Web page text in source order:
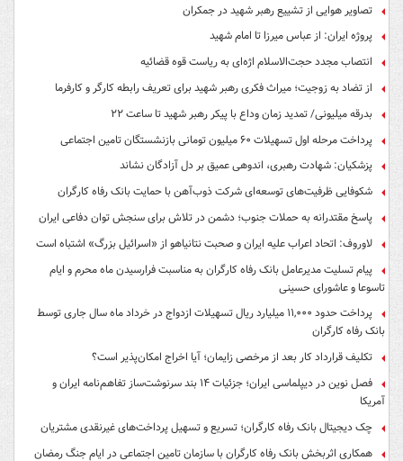
تصاویر هوایی از تشییع رهبر شهید در جمکران
پروژه ایران: از عباس میرزا تا امام شهید
انتصاب مجدد حجت‌الاسلام اژه‌ای به ریاست قوه‌ قضائیه
از تضاد به زوجیت؛ میراث فکری رهبر شهید برای تعریف رابطه کارگر و کارفرما
بدرقه میلیونی/ تمدید زمان وداع با پیکر رهبر شهید تا ساعت ۲۲
پرداخت مرحله اول تسهیلات ۶۰ میلیون تومانی بازنشستگان تامین اجتماعی
پزشکیان: شهادت رهبری، اندوهی عمیق بر دل آزادگان نشاند
شکوفایی ظرفیت‌های توسعه‌ای شرکت ذوب‌آهن با حمایت‌ بانک رفاه کارگران
پاسخ مقتدرانه به حملات جنوب؛ دشمن در تلاش برای سنجش توان دفاعی ایران
لاوروف: اتحاد اعراب علیه ایران و صحبت نتانیاهو از «اسرائیل بزرگ» اشتباه است
پیام تسلیت مدیرعامل بانک رفاه کارگران به مناسبت فرارسیدن ماه محرم و ایام
تاسوعا و عاشورای حسینی
پرداخت حدود ۱۱,۰۰۰ میلیارد ریال تسهیلات ازدواج در خرداد ماه سال جاری توسط
بانک رفاه کارگران
تکلیف قرارداد کار بعد از مرخصی زایمان؛ آیا اخراج امکان‌پذیر است؟
فصل نوین در دیپلماسی ایران؛ جزئیات ۱۴ بند سرنوشت‌ساز تفاهم‌نامه ایران و
آمریکا
چک دیجیتال بانک رفاه کارگران؛ تسریع و تسهیل پرداخت‌های غیرنقدی مشتریان
همکاری اثربخش بانک رفاه کارگران با سازمان تامین اجتماعی در ایام جنگ رمضان